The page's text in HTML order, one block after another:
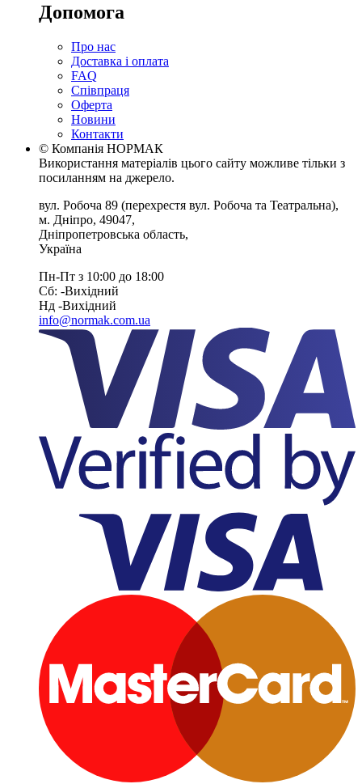
Допомога
Про нас
Доставка і оплата
FAQ
Співпраця
Оферта
Новини
Контакти
© Компанія НОРМАК
Використання матеріалів цього сайту можливе тільки з
посиланням на джерело.
вул. Робоча 89 (перехрестя вул. Робоча та Театральна),
м. Дніпро, 49047,
Дніпропетровська область,
Україна
Пн-Пт з 10:00 до 18:00
Сб: -Вихiдний
Нд -Вихiдний
info@normak.com.ua